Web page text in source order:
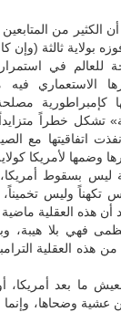
الكثير من
بولاية ثالثة (وإن
للعالم في
الاستعماري
مصلحة
تشكل خطراً
اتفاقيتها مع
وضمها لأمريكا
ليس بسقوط أمريكا،
أن هذه العقلية
فهي بلا هيبة،
هذه العقلية
ما بعد أمريكا،
وضحاها، وإنما